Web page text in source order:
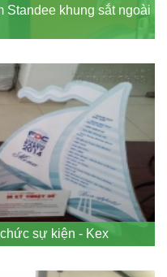
Standee khung sắt ngoài
sự kiện - Kex